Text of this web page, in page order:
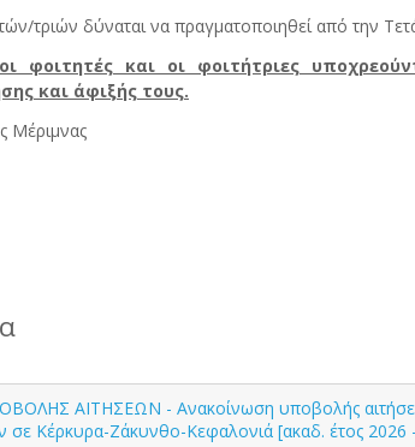
τριών δύναται να πραγματοποιηθεί από την
φοιτητές και οι φοιτήτριες
και άφιξής τους.
Μέριμνας
ΑΙΤΗΣΕΩΝ - Ανακοίνωση υποβολής
σε Κέρκυρα-Ζάκυνθο-Κεφαλονιά [ακαδ. έτος